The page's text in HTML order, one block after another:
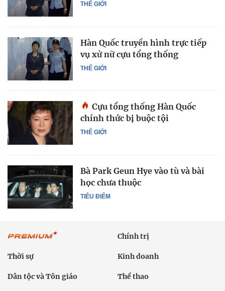
THẾ GIỚI
THẾ GIỚI
Hàn Quốc truyền hình trực tiếp
vụ xử nữ cựu tổng thống
THẾ GIỚI
Cựu tổng thống Hàn Quốc
chính thức bị buộc tội
TIÊU ĐIỂM
Bà Park Geun Hye vào tù và bài
học chưa thuộc
Chính trị
Thời sự Kinh doanh
Dân tộc và Tôn giáo Thể thao